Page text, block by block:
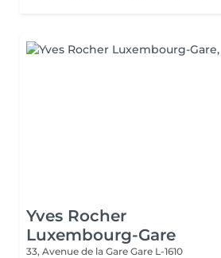
Yves Rocher
Luxembourg-Gare
33, Avenue de la Gare Gare L-1610